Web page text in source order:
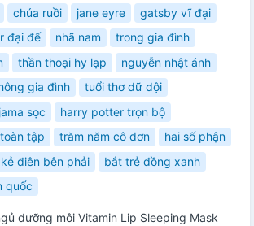
chúa ruồi jane eyre
gatsby vĩ đại
đại đế nhã nam
trong gia đình
thần thoại hy lạp
nguyễn nhật ánh
gia đình
tuổi thơ dữ dội
sọc
harry potter trọn bộ
tập
trăm năm cô dơn
hai số phận
điên bên phải
bắt trẻ đồng xanh
quốc
dưỡng môi Vitamin Lip Sleeping Mask